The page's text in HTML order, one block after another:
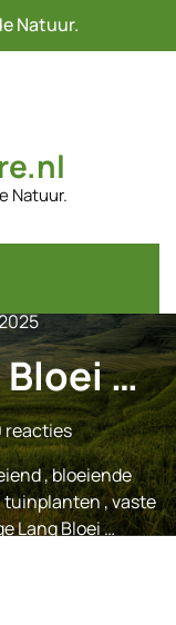
Natuur.
Natuur.
…
,bloeiende
tuinplanten,vaste
Lang Bloei …